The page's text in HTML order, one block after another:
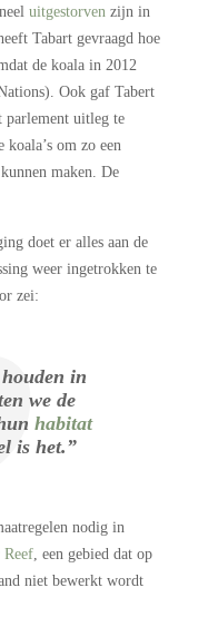
uitgestorven zijn in
Tabart gevraagd hoe
de koala in 2012
Ook gaf Tabert
parlement uitleg te
om zo een
maken. De
doet er alles aan de
weer ingetrokken te
zei:
in
we de
habitat
is het.”
nodig in
Reef , een gebied dat op
niet bewerkt wordt